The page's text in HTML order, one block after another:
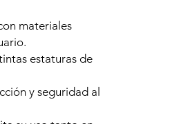
materiales
estaturas de
y seguridad al